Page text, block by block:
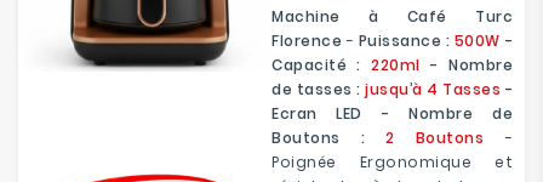
Machine à Café Turc
Florence - Puissance : 500W -
Capacité :220ml - Nombre
de tasses : jusqu’à 4 Tasses -
Ecran LED - Nombre de
Boutons :2 Boutons
-
Poignée Ergonomique et